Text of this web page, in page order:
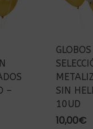
–
GLOBOS
SIN
10UD
10,00€